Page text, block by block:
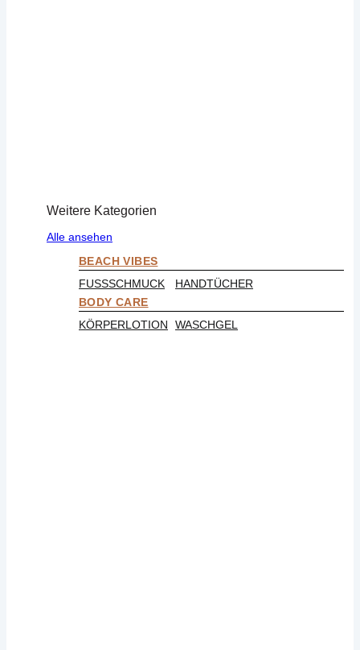
Weitere Kategorien
Alle ansehen
BEACH VIBES
FUSSSCHMUCK
HANDTÜCHER
BODY CARE
KÖRPERLOTION
WASCHGEL